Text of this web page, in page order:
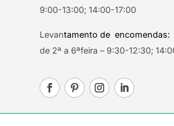
9:00-13:00; 14:00-17:00
Levantamento de encomendas:
de 2ª a 6ªfeira – 9:30-12:30;